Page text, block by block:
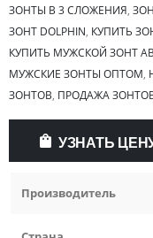
ЗОНТЫ В 3 СЛОЖЕНИЯ,
ЗОНТ DOLPHIN, КУПИТЬ
КУПИТЬ МУЖСКОЙ ЗОНТ
МУЖСКИЕ ЗОНТЫ ОПТОМ,
ЗОНТОВ, ПРОДАЖА
УЗНАТЬ
Производитель